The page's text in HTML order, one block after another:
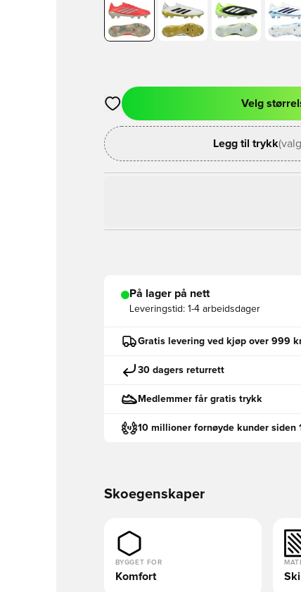
Åpner en Modal for å logge inn eller
Velg
Legg til trykk
På lager på nett
Leveringstid: 1-4 arbeidsdager
Gratis levering ved kjøp over 999
30 dagers returrett
Medlemmer får gratis trykk
10 millioner fornøyde kunder siden
Skoegenskaper
BYGGET FOR
Komfort